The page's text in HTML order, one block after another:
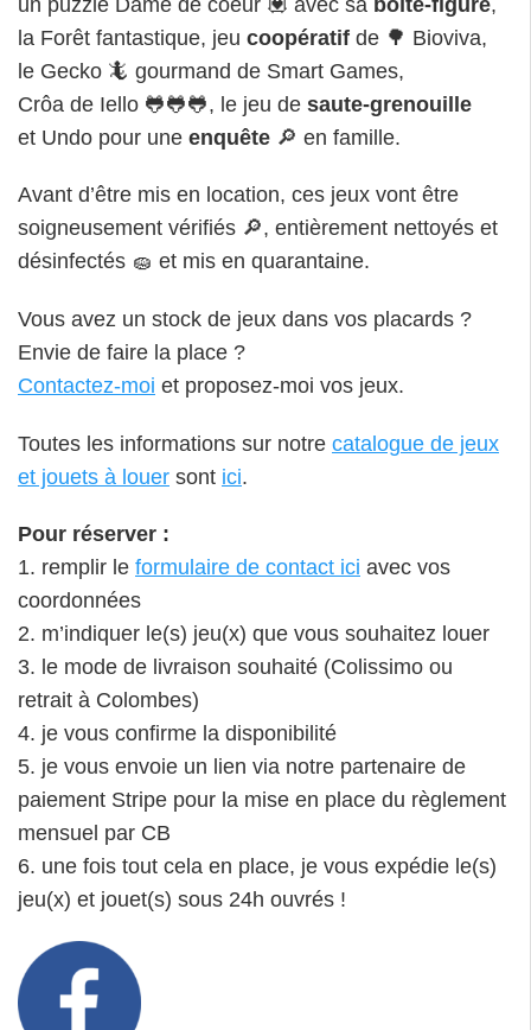
la Forêt fantastique, jeu coopératif de 🌳 Bioviva,
le Gecko 🦎 gourmand de Smart Games,
Crôa de Iello 🐸🐸🐸, le jeu de saute-grenouille
et Undo pour une enquête 🔎 en famille.
Avant d’être mis en location, ces jeux vont être
soigneusement vérifiés 🔎, entièrement nettoyés et
désinfectés 🧽 et mis en quarantaine.
Vous avez un stock de jeux dans vos placards ?
Envie de faire la place ?
Contactez-moi et proposez-moi vos jeux.
Toutes les informations sur notre catalogue de jeux
et jouets à louer sont ici.
Pour réserver :
1. remplir le formulaire de contact ici avec vos
coordonnées
2. m’indiquer le(s) jeu(x) que vous souhaitez louer
3. le mode de livraison souhaité (Colissimo ou
retrait à Colombes)
4. je vous confirme la disponibilité
5. je vous envoie un lien via notre partenaire de
paiement Stripe pour la mise en place du règlement
mensuel par CB
6. une fois tout cela en place, je vous expédie le(s)
jeu(x) et jouet(s) sous 24h ouvrés !